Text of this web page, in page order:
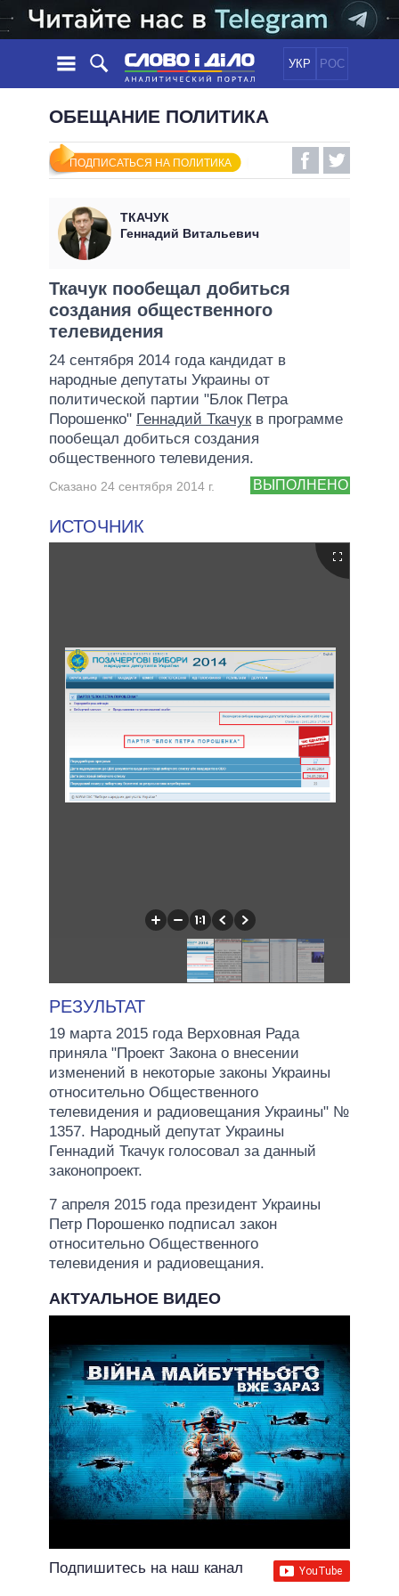
УКР РОС
НОВОСТИ
ЛЕНТА
СОБЫТИЯ
СТАТЬИ
МНЕНИЯ
ОБЗОРЫ
ДАЙДЖЕСТЫ
ПОЛИТИКА
ЭКОНОМИКА
МИР
ОБЕЩАНИЯ
ВСЕ ПОЛИТИКИ
ПРЕЗИДЕНТ И ОФИС
ВЕРХОВНАЯ РАДА
КАБИНЕТ МИНИСТРОВ
ГЛАВЫ ОБЛАДМИНИСТРАЦИЙ
МЭРЫ
ВСЕ ПЕРСОНЫ
ИНФОГРАФИКА
ПОДДЕРЖАТЬ
ОБЕЩАНИЕ ПОЛИТИКА
ПОДПИСАТЬСЯ НА ПОЛИТИКА
ТКАЧУК
Геннадий Витальевич
Ткачук пообещал добиться
создания общественного
телевидения
24 сентября 2014 года кандидат в
народные депутаты Украины от
политической партии "Блок Петра
Порошенко" Геннадий Ткачукв программе
пообещал добиться создания
общественного телевидения.
ВЫПОЛНЕНО
Сказано 24 сентября 2014 г.
ИСТОЧНИК
РЕЗУЛЬТАТ
19 марта 2015 года Верховная Рада
приняла "Проект Закона о внесении
изменений в некоторые законы Украины
относительно Общественного
телевидения и радиовещания Украины" №
1357. Народный депутат Украины
Геннадий Ткачук голосовал за данный
законопроект.
7 апреля 2015 года президент Украины
Петр Порошенко подписал закон
относительно Общественного
телевидения и радиовещания.
АКТУАЛЬНОЕ ВИДЕО
Подпишитесь на наш канал